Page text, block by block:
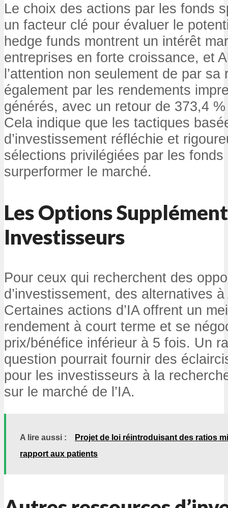
Le choix des actions par les fonds
un facteur clé pour évaluer le
hedge funds montrent un intérêt
entreprises en forte croissance, et
l’attention non seulement de par sa
également par les rendements
générés, avec un retour de 373,4
Cela indique que les tactiques
d’investissement réfléchie et
sélections privilégiées par les
surperformer le marché.
Les Options
Investisseurs
Pour ceux qui recherchent des
d’investissement, des alternatives
Certaines actions d’IA offrent un
rendement à court terme et se
prix/bénéfice inférieur à 5 fois. Un
question pourrait fournir des
pour les investisseurs à la
sur le marché de l’IA.
A lire aussi :
Projet de loi réintroduisant des ratios
rapport aux patients